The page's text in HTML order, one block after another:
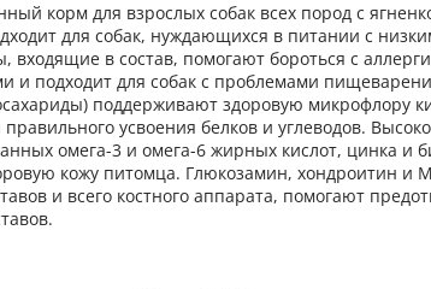
корм для взрослых собак всех пород с
для собак, нуждающихся в питании с
входящие в состав, помогают бороться с
и подходит для собак с проблемами
поддерживают здоровую микрофлору
правильного усвоения белков и углеводов.
омега-3 и омега-6 жирных кислот, цинка и
кожу питомца. Глюкозамин, хондроитин и
и всего костного аппарата, помогают